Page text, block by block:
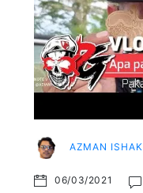
AZMAN ISHAK
06/03/2021